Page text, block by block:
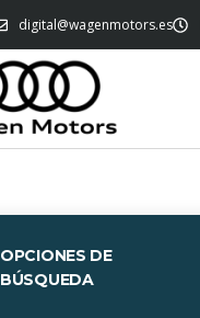
digital@wagenmotors.es
OPCIONES DE
BÚSQUEDA